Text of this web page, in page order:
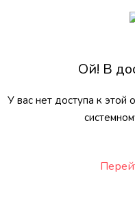
Ой! В
У вас нет доступа к этой